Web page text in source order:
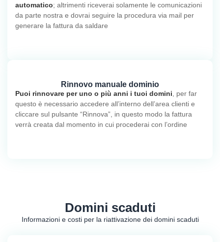
automatico; altrimenti riceverai solamente le comunicazioni
da parte nostra e dovrai seguire la procedura via mail per
generare la fattura da saldare
Rinnovo manuale dominio
Puoi rinnovare per uno o più anni i tuoi domini , per far
questo è necessario accedere all’interno dell’area clienti e
cliccare sul pulsante “Rinnova”, in questo modo la fattura
verrà creata dal momento in cui procederai con l’ordine
Domini scaduti
Informazioni e costi per la riattivazione dei domini scaduti